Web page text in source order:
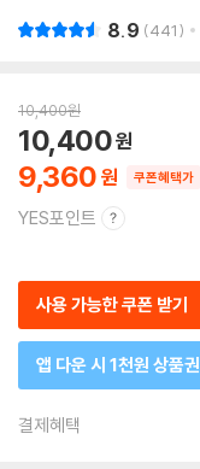
8.9 441
10,400원
9,360
10,400
쿠폰혜택가
YES포인트
사용 가능한 쿠폰 받기
앱 다운 시 1천원 상품권
결제혜택